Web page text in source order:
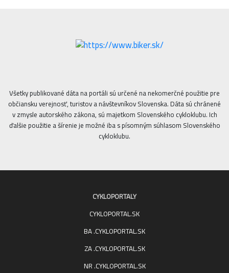
Všetky publikované dáta na portáli sú určené na nekomerčné použitie pre
občiansku verejnosť, turistov a návštevníkov Slovenska. Dáta sú chránené
v zmysle autorského zákona, sú majetkom Slovenského cykloklubu. Ich
ďalšie použitie a šírenie je možné iba s písomným súhlasom Slovenského
cykloklubu.
CYKLOPORTALY
CYKLOPORTAL.SK
BA .CYKLOPORTAL.SK
ZA .CYKLOPORTAL.SK
NR .CYKLOPORTAL.SK